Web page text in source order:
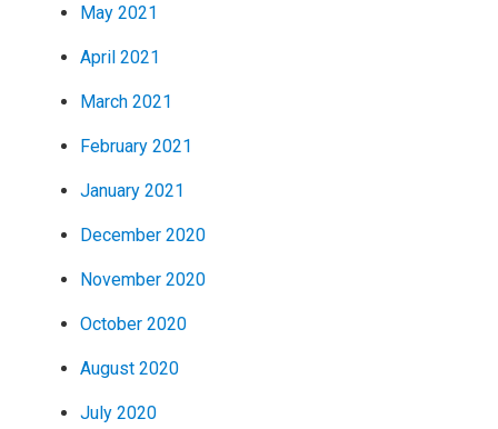
May 2021
April 2021
March 2021
February 2021
January 2021
December 2020
November 2020
October 2020
August 2020
July 2020